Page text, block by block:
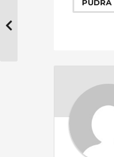
a
t
i
n
PUDRA